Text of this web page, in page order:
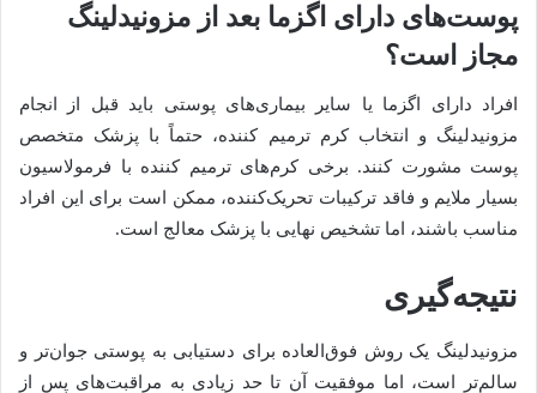
پوست‌های دارای اگزما بعد از مزونیدلینگ
مجاز است؟
افراد دارای اگزما یا سایر بیماری‌های پوستی باید قبل از انجام
مزونیدلینگ و انتخاب کرم ترمیم کننده، حتماً با پزشک متخصص
پوست مشورت کنند. برخی کرم‌های ترمیم کننده با فرمولاسیون
بسیار ملایم و فاقد ترکیبات تحریک‌کننده، ممکن است برای این افراد
مناسب باشند، اما تشخیص نهایی با پزشک معالج است.
نتیجه‌گیری
مزونیدلینگ یک روش فوق‌العاده برای دستیابی به پوستی جوان‌تر و
سالم‌تر است، اما موفقیت آن تا حد زیادی به مراقبت‌های پس از